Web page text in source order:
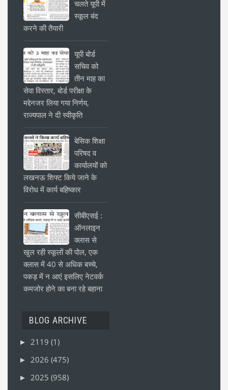
चलते यूपी में
स्कूल बंद
करने की तैयारी
यूपी बोर्ड
सचिव को
तीन माह का
सेवा विस्तार, बोर्ड परीक्षा के
मद्देनजर लिया गया निर्णय,
राज्यपाल ने दी स्वीकृति
बेसिक शिक्षा
परिषद व
कार्यालयों को
लखनऊ शिफ्ट किये जाने के
विरोध में कार्य बहिष्कार
सीबीएसई :
ऑनलाइन
क्लास से
खुल रही स्कूलों की पोल, एक
क्लास में 40 से अधिक बच्चे,
पकड़ में न आएं इसलिए नेटवर्क
कमजोर होने का बना रहे बहाना
BLOG ARCHIVE
► 2119 (1)
► 2026 (475)
► 2025 (958)